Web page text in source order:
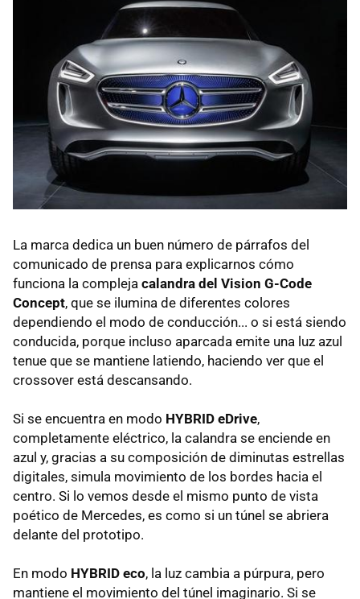
La marca dedica un buen número de párrafos del
comunicado de prensa para explicarnos cómo
funciona la compleja calandra del Vision G-Code
Concept, que se ilumina de diferentes colores
dependiendo el modo de conducción... o si está siendo
conducida, porque incluso aparcada emite una luz azul
tenue que se mantiene latiendo, haciendo ver que el
crossover está descansando.
Si se encuentra en modo HYBRID eDrive,
completamente eléctrico, la calandra se enciende en
azul y, gracias a su composición de diminutas estrellas
digitales, simula movimiento de los bordes hacia el
centro. Si lo vemos desde el mismo punto de vista
poético de Mercedes, es como si un túnel se abriera
delante del prototipo.
En modo HYBRID eco, la luz cambia a púrpura, pero
mantiene el movimiento del túnel imaginario. Si se